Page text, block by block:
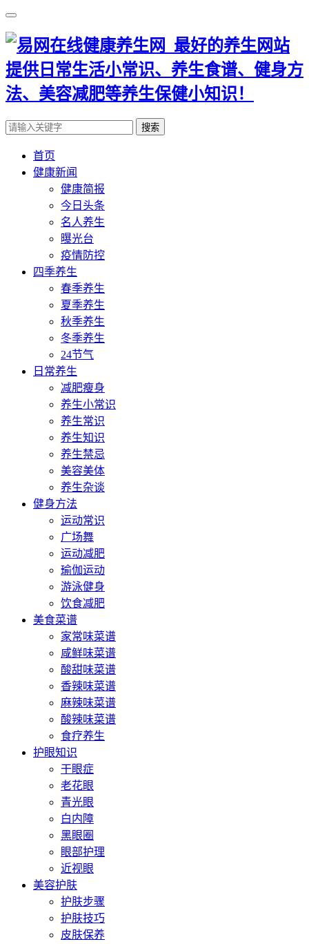
搜索
首页
健康新闻
健康简报
今日头条
名人养生
曝光台
疫情防控
四季养生
春季养生
夏季养生
秋季养生
冬季养生
24节气
日常养生
减肥瘦身
养生小常识
养生常识
养生知识
养生禁忌
美容美体
养生杂谈
健身方法
运动常识
广场舞
运动减肥
瑜伽运动
游泳健身
饮食减肥
美食菜谱
家常味菜谱
咸鲜味菜谱
酸甜味菜谱
香辣味菜谱
麻辣味菜谱
酸辣味菜谱
食疗养生
护眼知识
干眼症
老花眼
青光眼
白内障
黑眼圈
眼部护理
近视眼
美容护肤
护肤步骤
护肤技巧
皮肤保养